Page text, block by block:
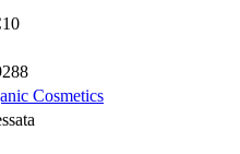
Cosmetics